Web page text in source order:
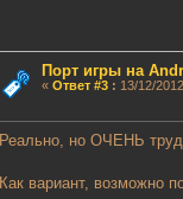
Порт игры на
« Ответ #3: 13/12/
Реально, но ОЧЕНЬ
Как вариант, возможно